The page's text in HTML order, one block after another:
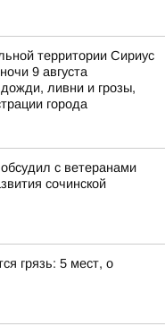
территории Сириус
9 августа
ливни и грозы,
города
с ветеранами
сочинской
грязь: 5 мест, о